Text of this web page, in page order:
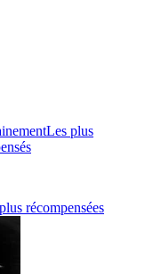
Les plus
récompensées